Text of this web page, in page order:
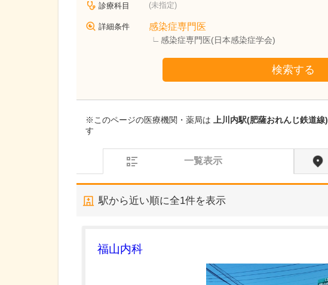
診療科目 (未指定)
詳細条件 感染症専門医
感染症専門医(日本感染症学会)
検索する
※このページの医療機関・薬局は 上川内駅(肥薩おれんじ鉄道線)
す
一覧表示
駅から近い順に全1件を表示
福山内科